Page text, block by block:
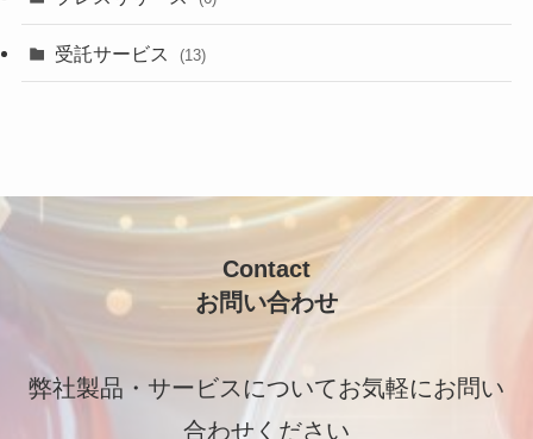
受託サービス (13)
Contact
お問い合わせ
弊社製品・サービスについてお気軽にお問い
合わせください